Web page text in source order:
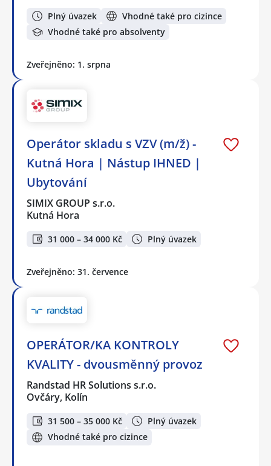
Plný úvazek
Vhodné také pro cizince
Vhodné také pro absolventy
Zveřejněno: 1. srpna
Operátor skladu s VZV (m/ž) -
Kutná Hora | Nástup IHNED |
Ubytování
SIMIX GROUP s.r.o.
Kutná Hora
31 000 – 34 000 Kč Plný úvazek
Zveřejněno: 31. července
OPERÁTOR/KA KONTROLY
KVALITY - dvousměnný provoz
Randstad HR Solutions s.r.o.
Ovčáry, Kolín
31 500 – 35 000 Kč
Plný úvazek
Vhodné také pro cizince